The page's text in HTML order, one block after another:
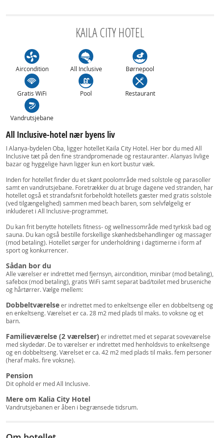
KAILA CITY HOTEL
Aircondition All Inclusive Børnepool
Gratis WiFi Pool Restaurant
Vandrutsjebane
All Inclusive-hotel nær byens liv
I Alanya-bydelen Oba, ligger hotellet Kaila City Hotel. Her bor du med All
Inclusive tæt på den fine strandpromenade og restauranter. Alanyas livlige
bazar og hyggelige havn ligger kun en kort bustur væk.
Inden for hotellet finder du et skønt poolområde med solstole og parasoller
samt en vandrutsjebane. Foretrækker du at bruge dagene ved stranden, har
hotellet også et strandafsnit forbeholdt hotellets gæster med gratis solstole
(ved tilgængelighed) sammen med beach baren, som selvfølgelig er
inkluderet i All Inclusive-programmet.
Du kan frit benytte hotellets fitness- og wellnessområde med tyrkisk bad og
sauna. Du kan også bestille forskellige skønhedsbehandlinger og massager
(mod betaling). Hotellet sørger for underholdning i dagtimerne i form af
sport og konkurrencer.
Sådan bor du
Alle værelser er indrettet med fjernsyn, aircondition, minibar (mod betaling),
safebox (mod betaling), gratis WiFi samt separat bad/toilet med bruseniche
og hårtørrer. Vælge mellem:
Dobbeltværelseer indrettet med to enkeltsenge eller en dobbeltseng og
en enkeltseng. Værelset er ca. 28 m2 med plads til maks. to voksne og et
barn.
Familieværelse (2 værelser)er indrettet med et separat soveværelse
med skydedør. De to værelser er indrettet med henholdsvis to enkeltsenge
og en dobbeltseng. Værelset er ca. 42 m2 med plads til maks. fem personer
(heraf maks. fire voksne).
Pension
Dit ophold er med All Inclusive.
Mere om Kalia City Hotel
Vandrutsjebanen er åben i begrænsede tidsrum.